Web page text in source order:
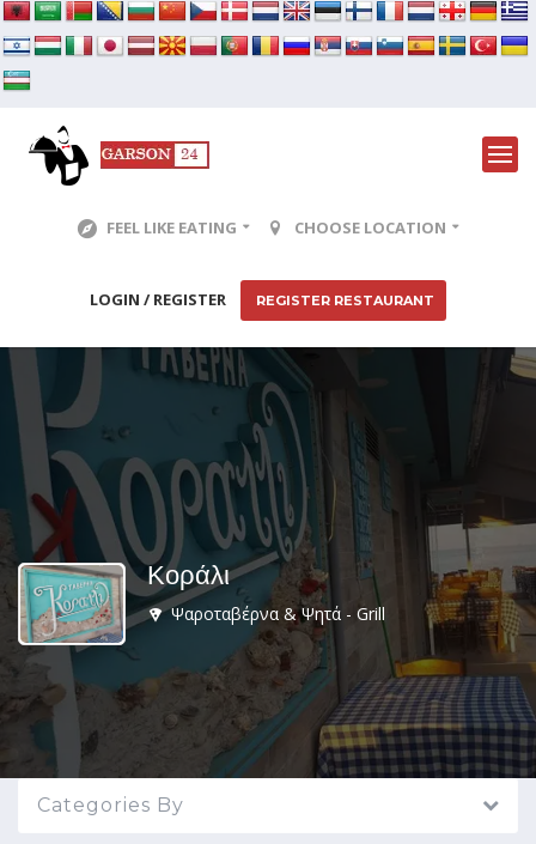
FEEL LIKE EATING CHOOSE LOCATION
LOGIN / REGISTER REGISTER RESTAURANT
Κοράλι
Ψαροταβέρνα & Ψητά - Grill
Categories By